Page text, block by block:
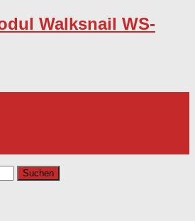
Walksnail WS-